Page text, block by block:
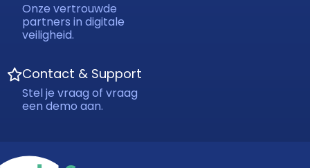
Onze vertrouwde
partners in digitale
veiligheid.
Contact & Support
Stel je vraag of vraag
een demo aan.